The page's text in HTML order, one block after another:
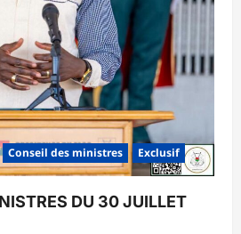
Conseil des ministres Exclusif
DU 30 JUILLET